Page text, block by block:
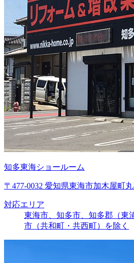
知多東海ショールーム
〒477-0032 愛知県東海市加木屋町
対応エリア
東海市、知多市、知多郡（東
市（共和町・共西町）を除く